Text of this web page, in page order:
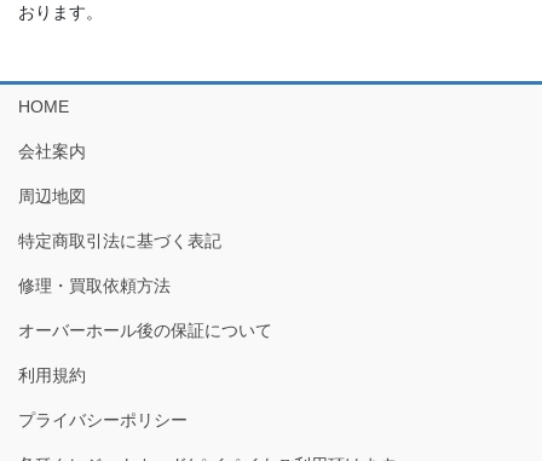
おります。
HOME
会社案内
周辺地図
特定商取引法に基づく表記
修理・買取依頼方法
オーバーホール後の保証について
利用規約
プライバシーポリシー